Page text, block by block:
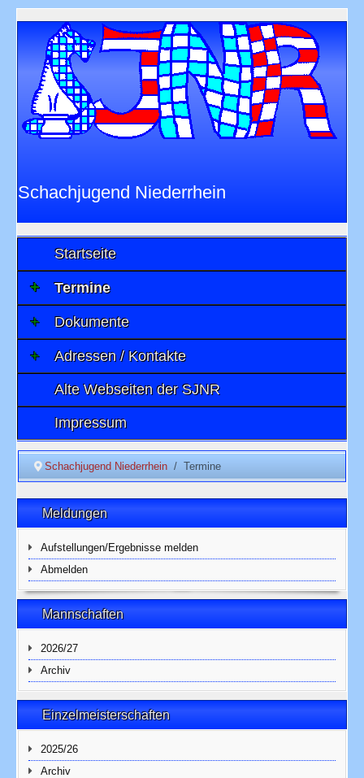
Schachjugend Niederrhein
imNiederrheinischen Schachverband 1901
e.V.
Startseite
Termine
Dokumente
Adressen / Kontakte
Alte Webseiten der SJNR
Impressum
Schachjugend Niederrhein Termine
Meldungen
Aufstellungen/Ergebnisse melden
Abmelden
Mannschaften
2026/27
Archiv
Einzelmeisterschaften
2025/26
Archiv